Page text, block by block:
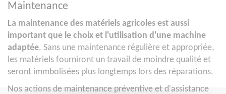
Maintenance
La maintenance des matériels agricoles est aussi
important que le choix et l'utilisation d'une machine
adaptée. Sans une maintenance régulière et appropriée,
les matériels fourniront un travail de moindre qualité et
seront immbolisées plus longtemps lors des réparations.
Nos actions de maintenance préventive et d'assistance